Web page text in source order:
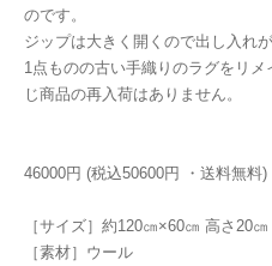
のです。
ジップは大きく開くので出し入れ
1点ものの古い手織りのラグをリ
じ商品の再入荷はありません。
46000円 (税込50600円 ・送料無料)
［サイズ］約120㎝×60㎝ 高さ20㎝
［素材］ウール